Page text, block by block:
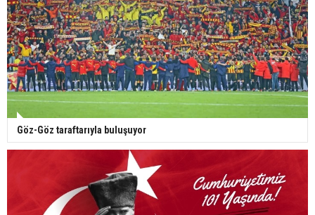
Göz-Göz taraftarıyla buluşuyor